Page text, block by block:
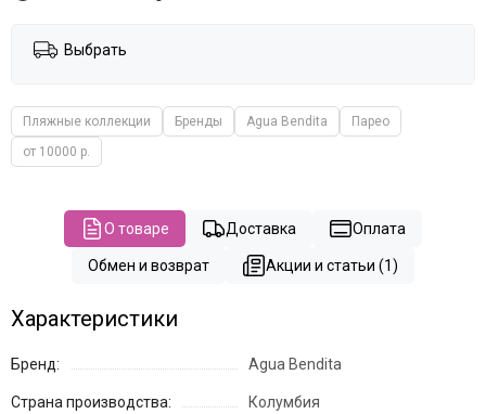
Выбрать
Пляжные коллекции Бренды Agua Bendita
Парео
от 10000 р.
О товаре Доставка Оплата
Обмен и возврат Акции и статьи (1)
Характеристики
Бренд: Agua Bendita
Страна производства: Колумбия